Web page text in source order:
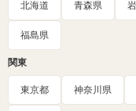
北海道 青森県
福島県
関東
東京都 神奈川県